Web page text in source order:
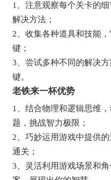
1、注意观察每个关卡的
解决方法；
2、收集各种道具和技能
键；
3、尝试多种不同的解决
键。
老铁来一杯优势
1、结合物理和逻辑思维
题，挑战智力极限；
2、巧妙运用游戏中提供
通关；
3、灵活利用游戏场景和